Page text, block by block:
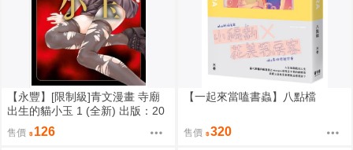
【永豐】[限制級]青文漫畫 寺廟
出生的貓小玉 1 (全新) 出版：20
26/08
售價 126
【一起來當嗑書蟲】八點檔
售價 320